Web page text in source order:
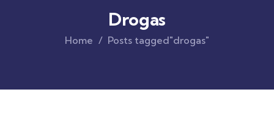
Drogas
Home Posts tagged"drogas"